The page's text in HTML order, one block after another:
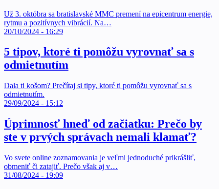
Už 3. októbra sa bratislavské MMC premení na epicentrum energie,
rytmu a pozitívnych vibrácií. Na…
20/10/2024 - 16:29
5 tipov, ktoré ti pomôžu vyrovnať sa s
odmietnutím
Dala ti košom? Prečítaj si tipy, ktoré ti pomôžu vyrovnať sa s
odmietnutím.
29/09/2024 - 15:12
Úprimnosť hneď od začiatku: Prečo by
ste v prvých správach nemali klamať?
Vo svete online zoznamovania je veľmi jednoduché prikrášliť,
obmeniť či zatajiť. Prečo však aj v…
31/08/2024 - 19:09